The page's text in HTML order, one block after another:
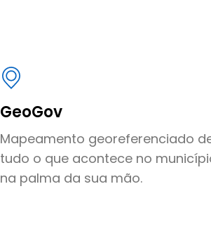
GeoGov
Mapeamento georeferenciado
tudo o que acontece no
na palma da sua mão.